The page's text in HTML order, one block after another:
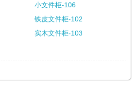
小文件柜-106
铁皮文件柜-102
实木文件柜-103